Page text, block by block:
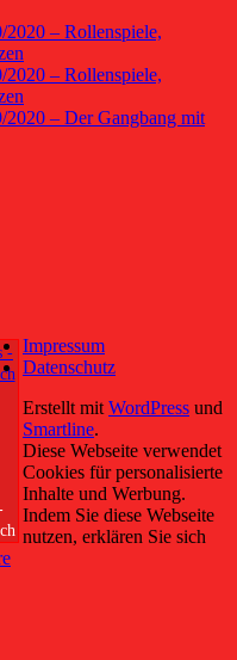
2020 – Rollenspiele,
2020 – Rollenspiele,
2020 – Der Gangbang mit
Impressum
Datenschutz
Erstellt mit WordPress und
Smartline.
Diese Webseite verwendet
Cookies für personalisierte
Inhalte und Werbung.
Indem Sie diese Webseite
nutzen, erklären Sie sich